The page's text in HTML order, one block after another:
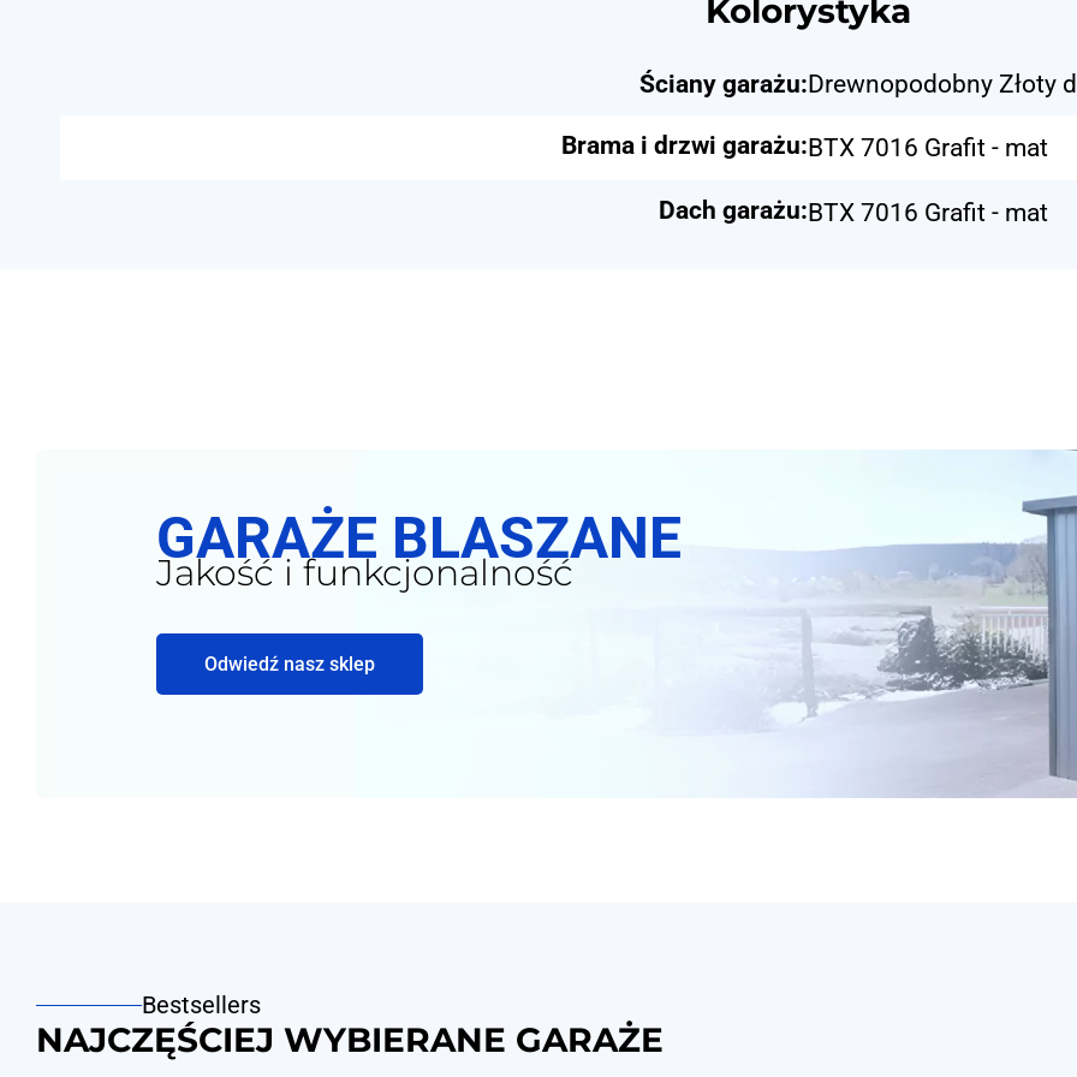
Kolorystyka
Ściany garażu:Drewnopodobny Złoty
Brama i drzwi garażu:BTX 7016 Grafit - mat
Dach garażu:BTX 7016 Grafit - mat
GARAŻE BLASZANE
Jakość i funkcjonalność
Odwiedź nasz sklep
Bestsellers
NAJCZĘŚCIEJ WYBIERANE GARAŻE